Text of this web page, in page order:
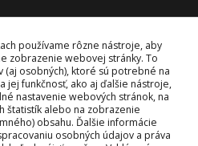
používame rôzne nástroje, aby
zobrazenie webovej stránky. To
(aj osobných), ktoré sú potrebné na
jej funkčnosť, ako aj ďalšie nástroje,
nastavenie webových stránok, na
štatistík alebo na zobrazenie
obsahu. Ďalšie informácie
osobných údajov a práva